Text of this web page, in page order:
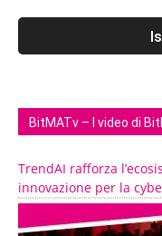
BitMATv – I video di
TrendAI rafforza
innovazione per la